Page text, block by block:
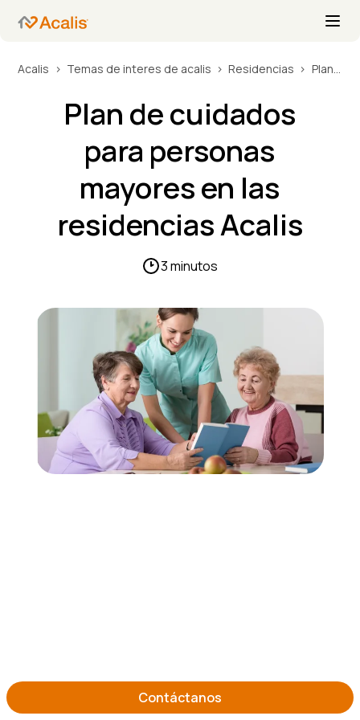
Acalis Temas de interes de acalis Residencias Plan de cuidados para personas mayores en las residencias Acalis
Plan de cuidados
para personas
mayores en las
residencias Acalis
3 minutos
Contáctanos